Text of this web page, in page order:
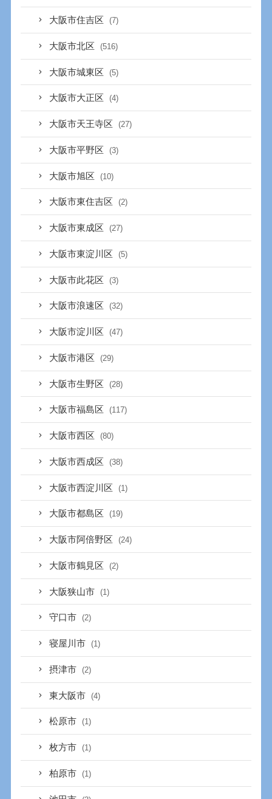
大阪市住吉区 (7)
大阪市北区 (516)
大阪市城東区 (5)
大阪市大正区 (4)
大阪市天王寺区 (27)
大阪市平野区 (3)
大阪市旭区 (10)
大阪市東住吉区 (2)
大阪市東成区 (27)
大阪市東淀川区 (5)
大阪市此花区 (3)
大阪市浪速区 (32)
大阪市淀川区 (47)
大阪市港区 (29)
大阪市生野区 (28)
大阪市福島区 (117)
大阪市西区 (80)
大阪市西成区 (38)
大阪市西淀川区 (1)
大阪市都島区 (19)
大阪市阿倍野区 (24)
大阪市鶴見区 (2)
大阪狭山市 (1)
守口市 (2)
寝屋川市 (1)
摂津市 (2)
東大阪市 (4)
松原市 (1)
枚方市 (1)
柏原市 (1)